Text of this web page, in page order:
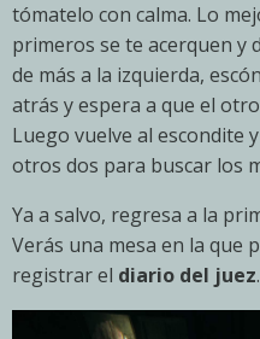
tómatelo con calma. Lo
primeros se te acerquen y
de más a la izquierda,
atrás y espera a que el
Luego vuelve al escondite
otros dos para buscar los
Ya a salvo, regresa a la
Verás una mesa en la que
registrar el diario del juez.